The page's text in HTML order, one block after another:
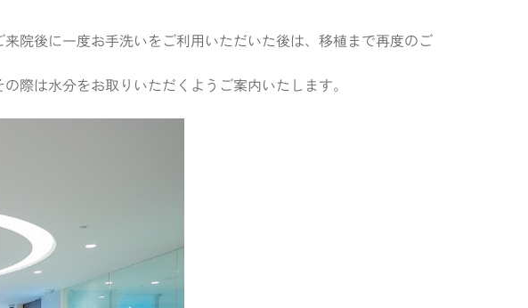
院後に一度お手洗いをご利用いただいた後は、移植まで再度のご
際は水分をお取りいただくようご案内いたします。